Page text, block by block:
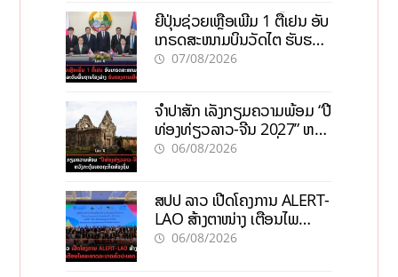
ຍີ່ປຸ່ນຊ່ວຍເຫຼືອເພີ່ມ 1 ຕື້ເຢນ ອັບ
ເກຣດສະໜາມບິນວັດໄຕ ຮັບຮອງ
ການເຕີບໂຕ
07/08/2026
ຈຳປາສັກ ເລັ່ງກຽມຄວາມພ້ອມ “ປີ
ທ່ອງທ່ຽວລາວ-ຈີນ 2027” ຫວັງ
ກະຕຸ້ນເສດຖະກິດທ້ອງຖິ່ນ
06/08/2026
ສປປ ລາວ ເປີດໂຄງການ ALERT-
LAO ສ້າງຕາໜ່າງ ເຕືອນໄພ
ພະຍາດລະບາດທົ່ວປະເທດ
06/08/2026